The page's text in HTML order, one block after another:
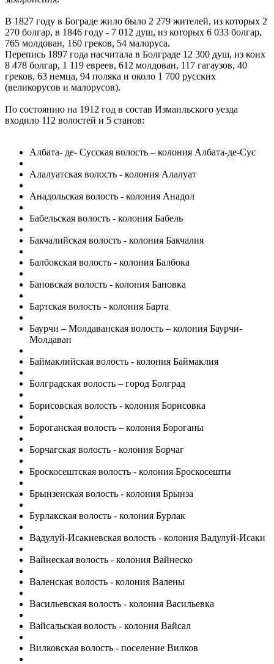
В 1827 году в Бограде жило было 2 279 жителей, из которых 2
270 болгар, в 1846 году - 7 012 душ, из которых 6 033 болгар,
765 молдован, 160 греков, 54 малоруса.
Перепись 1897 года насчитала в Болграде 12 300 душ, из коих
8 478 болгар, 1 119 евреев, 612 молдован, 117 гагаузов, 40
греков, 63 немца, 94 поляка и около 1 700 русских
(великорусов и малорусов).
По состоянию на 1912 год в состав Измаильского уезда
входило 112 волостей и 5 станов:
Албата- де- Сусская волость – колония Албата-де-Сус
Алалуатская волость - колония Алалуат
Анадольская волость - колония Анадол
Бабельская волость - колония Бабель
Бакчалийская волость - колония Бакчалия
Балбокская волость - колония Балбока
Бановская волость - колония Бановка
Бартская волость - колония Барта
Баурчи – Молдаванская волость – колония Баурчи-
Молдаван
Баймаклийская волость - колония Баймаклия
Болградская волость – город Болград
Борисовская волость - колония Борисовка
Бороганская волость – колония Бороганы
Борчагская волость - колония Борчаг
Броскосештская волость - колония Броскосешты
Брынзенская волость - колония Брынза
Бурлакская волость - колония Бурлак
Вадулуй-Исакиевская волость - колония Вадулуй-Исаки
Вайнеская волость - колония Вайнеско
Валенская волость - колония Валены
Васильевская волость - колония Васильевка
Вайсальская волость - колония Вайсал
Вилковская волость - поселение Вилков